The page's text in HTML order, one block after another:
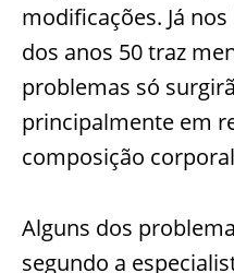
modificações. Já
dos anos 50 traz
problemas só
principalmente em
composição
Alguns dos
segundo a